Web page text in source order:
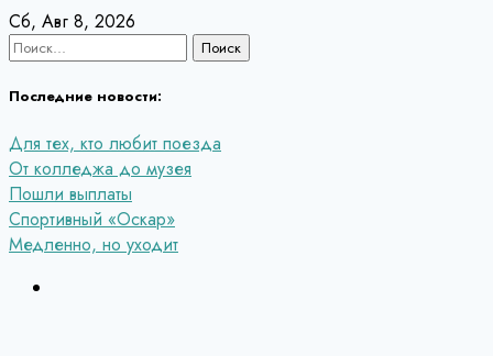
Перейти
к
Сб, Авг 8, 2026
Найти:
Последние новости:
Для тех, кто любит поезда
От колледжа до музея
Пошли выплаты
Спортивный «Оскар»
Медленно, но уходит